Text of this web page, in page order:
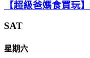
【超級爸媽食買玩
SAT
星期六